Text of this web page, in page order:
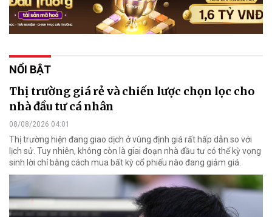
NỔI BẬT
Thị trường giá rẻ và chiến lược chọn lọc cho
nhà đầu tư cá nhân
08/08/2026 04:01
Thị trường hiện đang giao dịch ở vùng định giá rất hấp dẫn so với
lịch sử. Tuy nhiên, không còn là giai đoạn nhà đầu tư có thể kỳ vọng
sinh lời chỉ bằng cách mua bất kỳ cổ phiếu nào đang giảm giá.